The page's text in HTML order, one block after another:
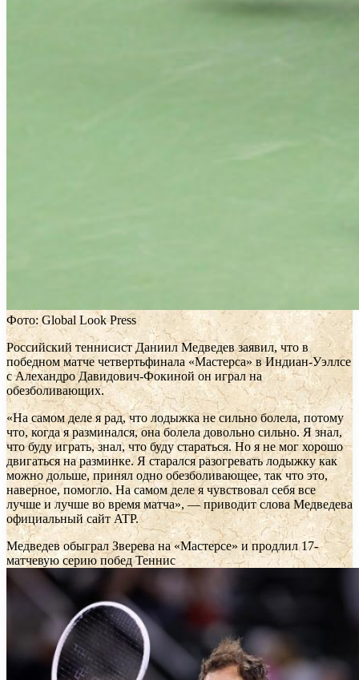
Фото: Global Look Press
Российский теннисист Даниил Медведев заявил, что в
победном матче четвертьфинала «Мастерса» в Индиан-Уэллсе
с Алехандро Давидович-Фокиной он играл на
обезболивающих.
«На самом деле я рад, что лодыжка не сильно болела, потому
что, когда я разминался, она болела довольно сильно. Я знал,
что буду играть, знал, что буду стараться. Но я не мог хорошо
двигаться на разминке. Я старался разогревать лодыжку как
можно дольше, принял одно обезболивающее, так что это,
наверное, помогло. На самом деле я чувствовал себя все
лучше и лучше во время матча», — приводит слова Медведева
официальный сайт ATP.
Медведев обыграл Зверева на «Мастерсе» и продлил 17-
матчевую серию победТеннис